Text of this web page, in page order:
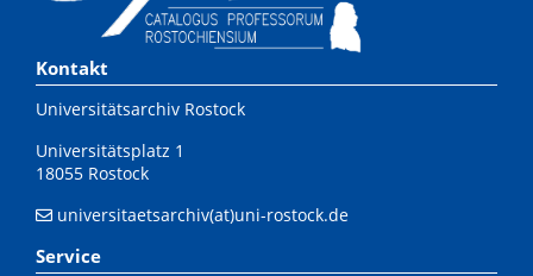
Kontakt
Universitätsarchiv Rostock
Universitätsplatz 1
18055 Rostock
universitaetsarchiv(at)uni-rostock.de
Service